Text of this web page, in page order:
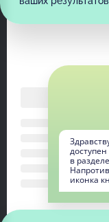
в
иконка